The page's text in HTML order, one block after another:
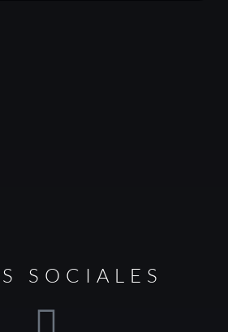
SOCIALES